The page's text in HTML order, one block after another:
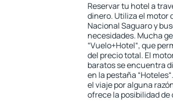
Reservar tu hotel a
dinero. Utiliza el motor
Nacional Saguaro y
necesidades. Mucha
“Vuelo+Hotel“, que
del precio total. El
baratos se encuentra
en la pestaña
el viaje por alguna
ofrece la posibilidad